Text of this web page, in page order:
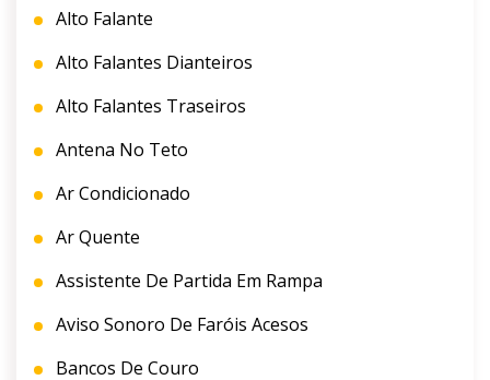
Alto Falante
Alto Falantes Dianteiros
Alto Falantes Traseiros
Antena No Teto
Ar Condicionado
Ar Quente
Assistente De Partida Em Rampa
Aviso Sonoro De Faróis Acesos
Bancos De Couro